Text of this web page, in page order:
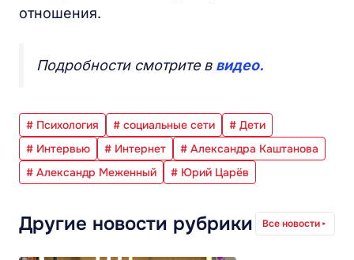
отношения.
Подробности смотрите в видео.
# Психология # социальные сети
# Дети
# Интервью
# Интернет
# Александра Каштанова
# Александр Меженный
# Юрий Царёв
Другие новости рубрики Все новости